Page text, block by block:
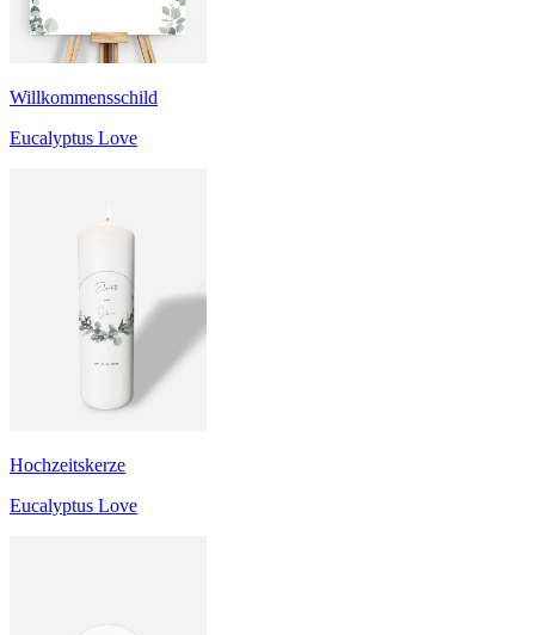
Willkommensschild
Eucalyptus Love
Hochzeitskerze
Eucalyptus Love